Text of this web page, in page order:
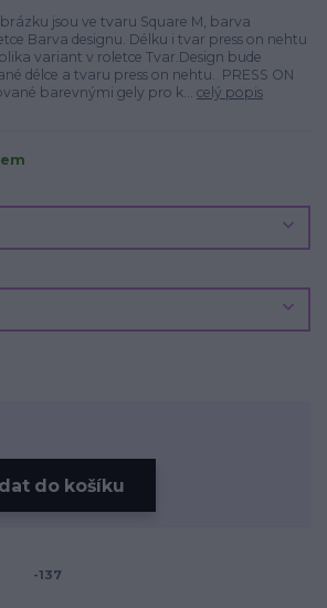
jsou ve tvaru Square M, barva
Barva designu. Délku i tvar press on nehtu
variant v roletce Tvar.Design bude
délce a tvaru press on nehtu. PRESS ON
barevnými gely pro k... celý popis
do košíku
-137